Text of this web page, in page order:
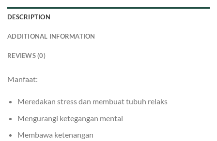
DESCRIPTION
ADDITIONAL INFORMATION
REVIEWS (0)
Manfaat:
Meredakan stress dan membuat tubuh relaks
Mengurangi ketegangan mental
Membawa ketenangan